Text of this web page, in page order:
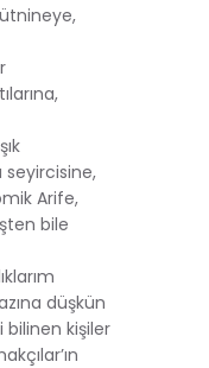
Arife,
bile
düşkün
bilinen kişiler